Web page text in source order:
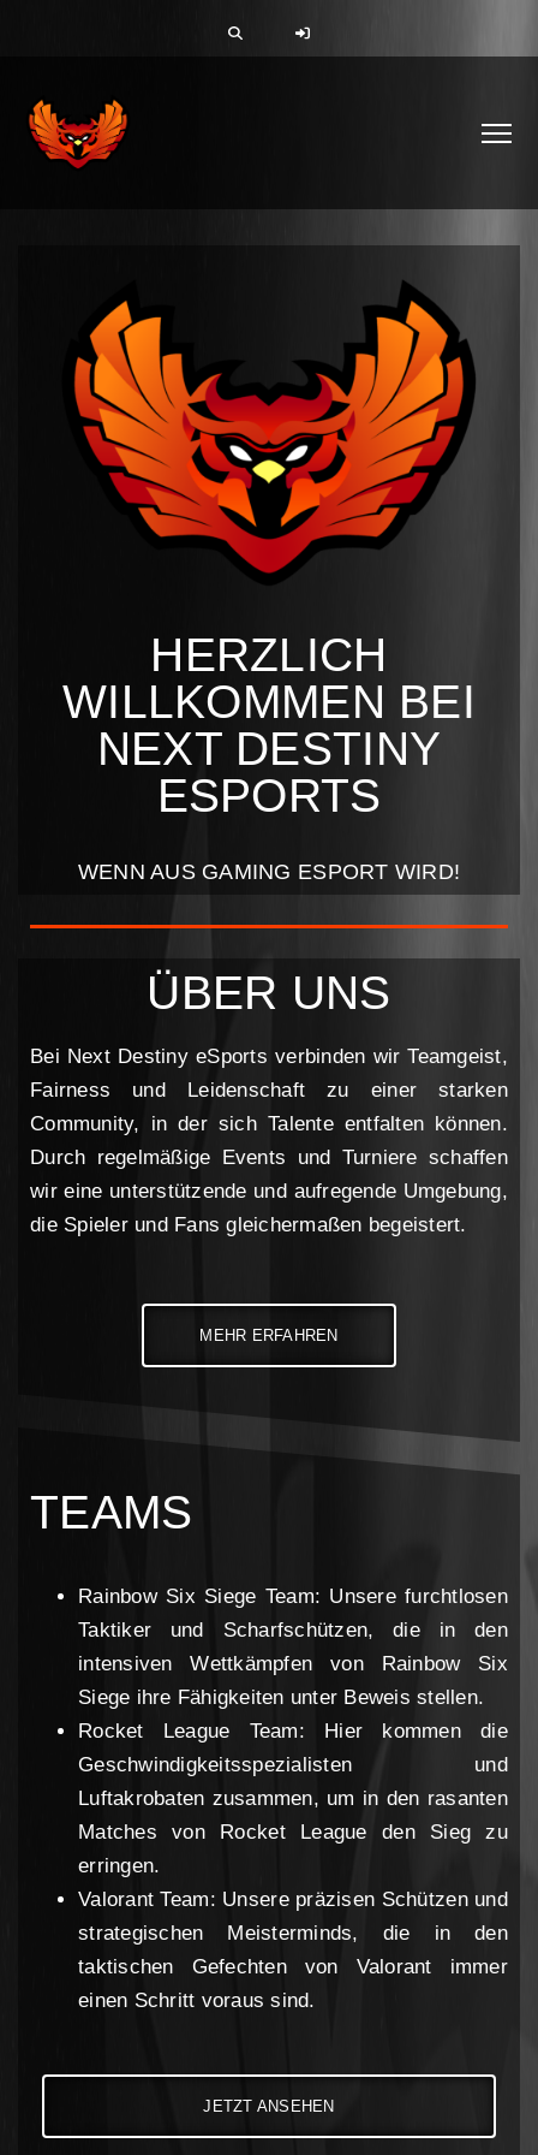
HERZLICH
WILLKOMMEN BEI
NEXT DESTINY
ESPORTS
WENN AUS GAMING ESPORT WIRD!​
ÜBER UNS
Bei Next Destiny eSports verbinden wir Teamgeist,
Fairness und Leidenschaft zu einer starken
Community, in der sich Talente entfalten können.
Durch regelmäßige Events und Turniere schaffen
wir eine unterstützende und aufregende Umgebung,
die Spieler und Fans gleichermaßen begeistert.
MEHR ERFAHREN
TEAMS
Rainbow Six Siege Team: Unsere furchtlosen
Taktiker und Scharfschützen, die in den
intensiven Wettkämpfen von Rainbow Six
Siege ihre Fähigkeiten unter Beweis stellen.
Rocket League Team: Hier kommen die
Geschwindigkeitsspezialisten und
Luftakrobaten zusammen, um in den rasanten
Matches von Rocket League den Sieg zu
erringen.
Valorant Team: Unsere präzisen Schützen und
strategischen Meisterminds, die in den
taktischen Gefechten von Valorant immer
einen Schritt voraus sind.
JETZT ANSEHEN